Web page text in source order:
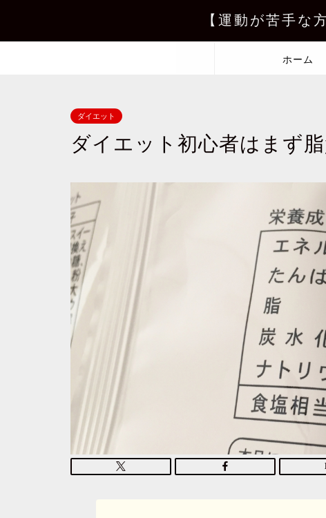
【運動が苦手な
ホーム
ダイエット
ダイエット初心者はまず